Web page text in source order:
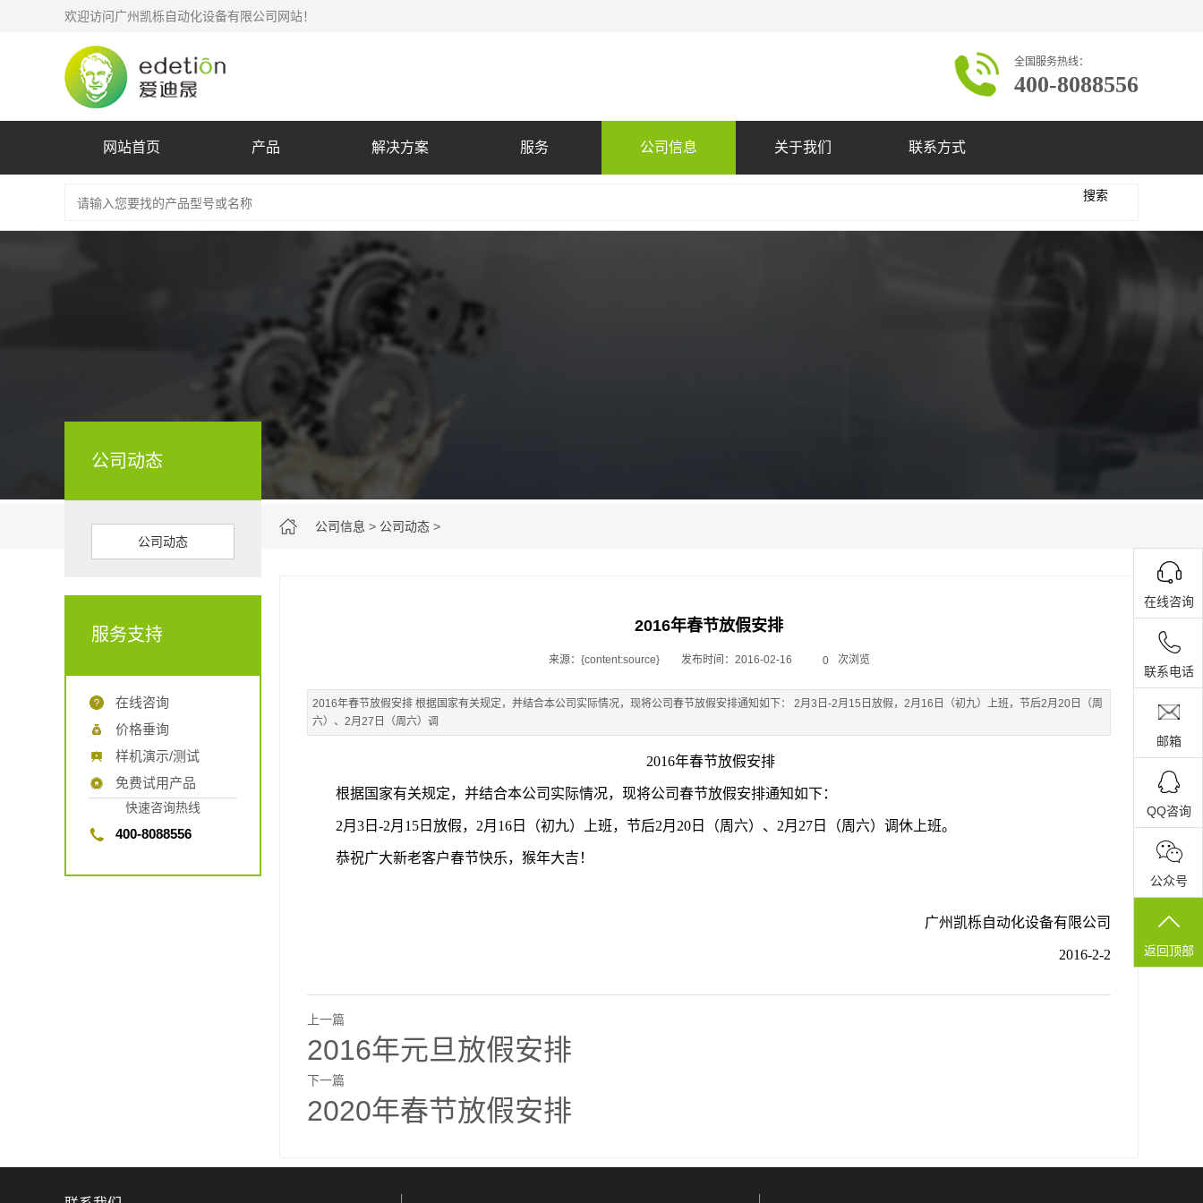
欢迎访问广州凯栎自动化设备有限公司网站！
全国服务热线：
400-8088556
网站首页 产品 解决方案 服务 公司信息 关于我们 联系方式
搜索
公司信息 > 公司动态 >
公司动态
公司动态
服务支持
在线咨询
价格垂询
样机演示/测试
免费试用产品
快速咨询热线
400-8088556
2016年春节放假安排
来源：{content:source} 发布时间：2016-02-16 0 次浏览
2016年春节放假安排 根据国家有关规定，并结合本公司实际情况，现将公司春节放假安排通知如下： 2月3日-2月15日放假，2月16日（初九）上班，节后2月20日（周
六）、2月27日（周六）调
2016年春节放假安排
根据国家有关规定，并结合本公司实际情况，现将公司春节放假安排通知如下：
2月3日-2月15日放假，2月16日（初九）上班，节后2月20日（周六）、2月27日（周六）调休上班。
恭祝广大新老客户春节快乐，猴年大吉！
广州凯栎自动化设备有限公司
2016-2-2
上一篇
2016年元旦放假安排
下一篇
2020年春节放假安排
在线咨询
联系电话
邮箱
QQ咨询
公众号
返回顶部